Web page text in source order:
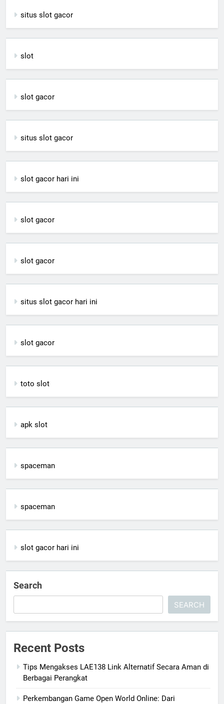
situs slot gacor
slot
slot gacor
situs slot gacor
slot gacor hari ini
slot gacor
slot gacor
situs slot gacor hari ini
slot gacor
toto slot
apk slot
spaceman
spaceman
slot gacor hari ini
Search
SEARCH
Recent Posts
Tips Mengakses LAE138 Link Alternatif Secara Aman di
Berbagai Perangkat
Perkembangan Game Open World Online: Dari